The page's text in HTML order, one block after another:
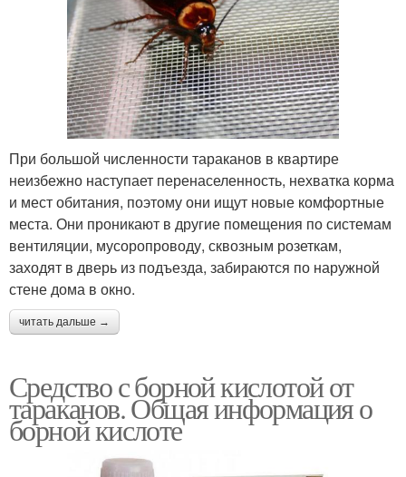
При большой численности тараканов в квартире
неизбежно наступает перенаселенность, нехватка корма
и мест обитания, поэтому они ищут новые комфортные
места. Они проникают в другие помещения по системам
вентиляции, мусоропроводу, сквозным розеткам,
заходят в дверь из подъезда, забираются по наружной
стене дома в окно.
читать дальше →
Средство с борной кислотой от
тараканов. Общая информация о
борной кислоте